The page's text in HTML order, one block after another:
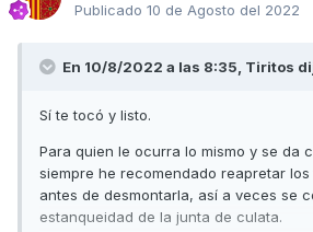
Publicado 10 de Agosto del 2022
En 10/8/2022 a las 8:35, Tiritos
Sí te tocó y listo.
Para quien le ocurra lo mismo y se da
siempre he recomendado reapretar
antes de desmontarla, así a veces se
estanqueidad de la junta de culata.